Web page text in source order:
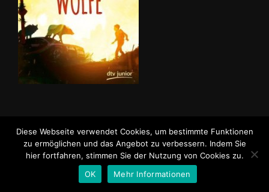
Impressum
Datenschutzerklärung
Bestellung / Kontakt
Diese Webseite verwendet Cookies, um bestimmte Funktionen
zu ermöglichen und das Angebot zu verbessern. Indem Sie
hier fortfahren, stimmen Sie der Nutzung von Cookies zu.
OK
Mehr Informationen